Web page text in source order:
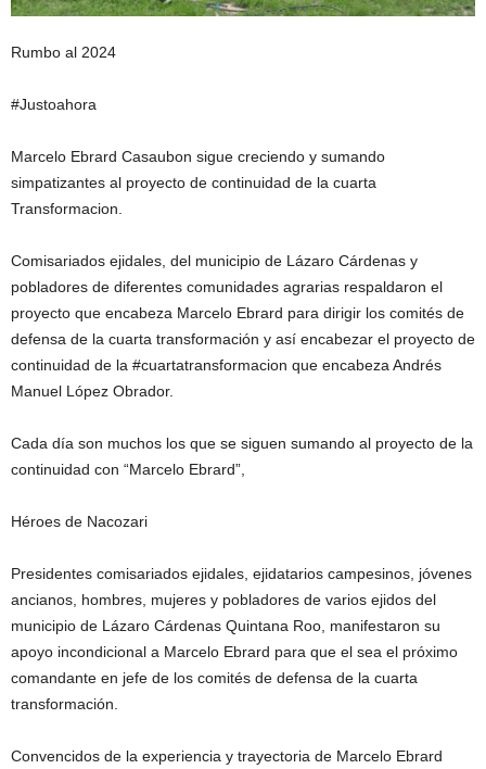
Rumbo al 2024
#Justoahora
Marcelo Ebrard Casaubon sigue creciendo y sumando
simpatizantes al proyecto de continuidad de la cuarta
Transformacion.
Comisariados ejidales, del municipio de Lázaro Cárdenas y
pobladores de diferentes comunidades agrarias respaldaron el
proyecto que encabeza Marcelo Ebrard para dirigir los comités de
defensa de la cuarta transformación y así encabezar el proyecto de
continuidad de la #cuartatransformacion que encabeza Andrés
Manuel López Obrador.
Cada día son muchos los que se siguen sumando al proyecto de la
continuidad con “Marcelo Ebrard”,
Héroes de Nacozari
Presidentes comisariados ejidales, ejidatarios campesinos, jóvenes
ancianos, hombres, mujeres y pobladores de varios ejidos del
municipio de Lázaro Cárdenas Quintana Roo, manifestaron su
apoyo incondicional a Marcelo Ebrard para que el sea el próximo
comandante en jefe de los comités de defensa de la cuarta
transformación.
Convencidos de la experiencia y trayectoria de Marcelo Ebrard